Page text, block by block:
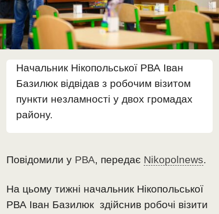
Начальник Нікопольської РВА Іван
Базилюк відвідав з робочим візитом
пункти незламності у двох громадах
району.
Повідомили у РВА, передає Nikopolnews.
На цьому тижні начальник Нікопольської
РВА Іван Базилюк здійснив робочі візити